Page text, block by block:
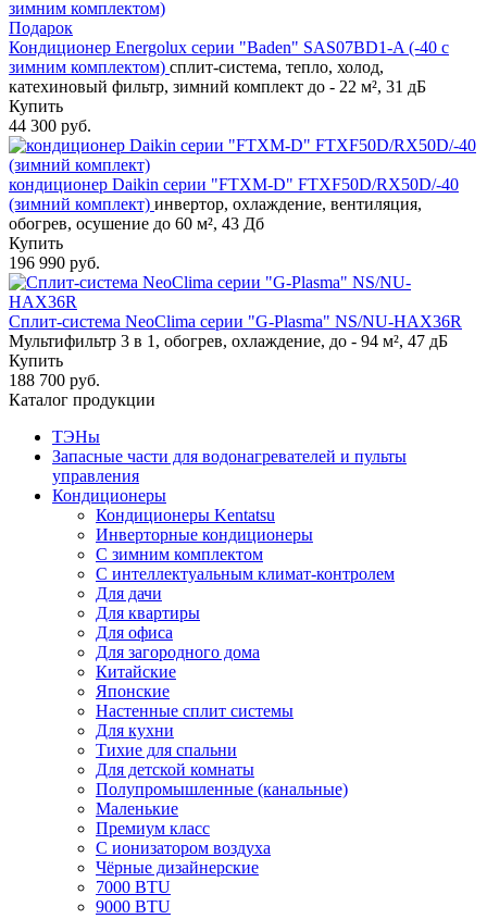
Подарок
Кондиционер Energolux серии "Baden" SAS07BD1-A (-40 с
зимним комплектом) сплит-система, тепло, холод,
катехиновый фильтр, зимний комплект до - 22 м², 31 дБ
Купить
44 300 руб.
кондиционер Daikin серии "FTXM-D" FTXF50D/RX50D/-40
(зимний комплект) инвертор, охлаждение, вентиляция,
обогрев, осушение до 60 м², 43 Дб
Купить
196 990 руб.
Сплит-система NeoClima серии "G-Plasma" NS/NU-HAX36R
Мультифильтр 3 в 1, обогрев, охлаждение, до - 94 м², 47 дБ
Купить
188 700 руб.
Каталог продукции
ТЭНы
Запасные части для водонагревателей и пульты
управления
Кондиционеры
Кондиционеры Kentatsu
Инверторные кондиционеры
С зимним комплектом
С интеллектуальным климат-контролем
Для дачи
Для квартиры
Для офиса
Для загородного дома
Китайские
Японские
Настенные сплит системы
Для кухни
Тихие для спальни
Для детской комнаты
Полупромышленные (канальные)
Маленькие
Премиум класс
C ионизатором воздуха
Чёрные дизайнерские
7000 BTU
9000 BTU